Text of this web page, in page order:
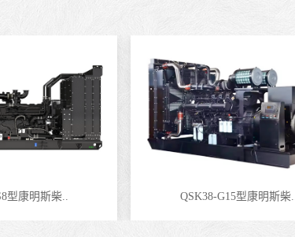
型康明斯柴.. QSK38-G15型康明斯柴..